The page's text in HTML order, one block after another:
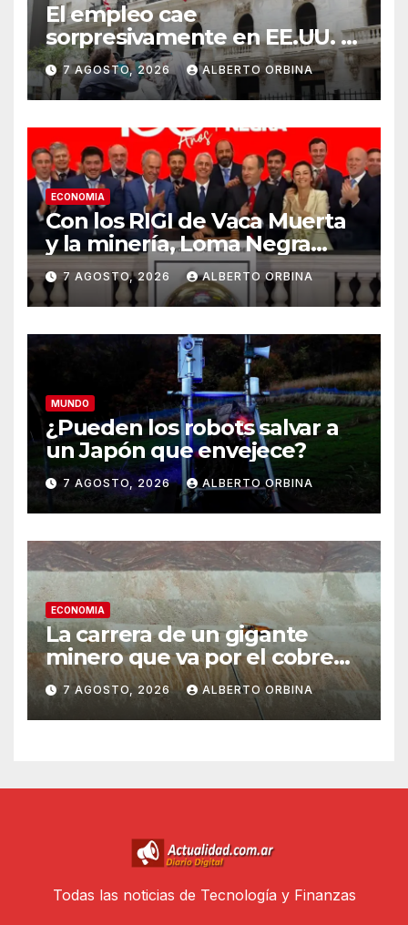
El empleo cae
sorpresivamente en EE.UU. y
aumenta la incertidumbre
económica en un año
electoral clave
7 AGOSTO, 2026 ALBERTO ORBINA
ECONOMIA
Con los RIGI de Vaca Muerta
y la minería, Loma Negra
confía en un récord de la
construcción
7 AGOSTO, 2026 ALBERTO ORBINA
MUNDO
¿Pueden los robots salvar a
un Japón que envejece?
7 AGOSTO, 2026 ALBERTO ORBINA
ECONOMIA
La carrera de un gigante
minero que va por el cobre
argentino: alianza con una
canadiense y la apuesta por
Mendoza
7 AGOSTO, 2026 ALBERTO ORBINA
Todas las noticias de Tecnología y Finanzas